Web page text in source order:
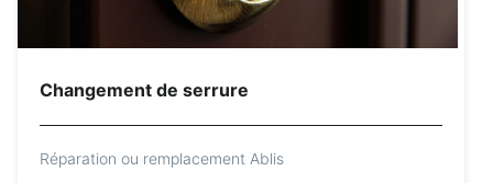
Changement de serrure
Réparation ou remplacement Ablis